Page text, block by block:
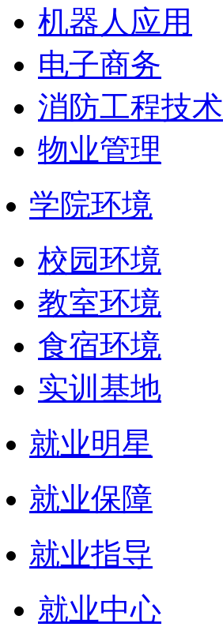
机器人应用
电子商务
消防工程技术
物业管理
学院环境
校园环境
教室环境
食宿环境
实训基地
就业明星
就业保障
就业指导
就业中心